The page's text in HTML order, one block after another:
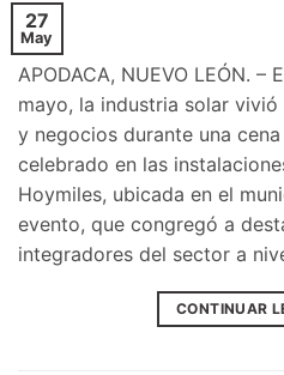
27
May
APODACA, NUEVO LEÓN. –
mayo, la industria solar
y negocios durante una
celebrado en las
Hoymiles, ubicada en el
evento, que congregó a
integradores del sector a
CONTINUAR